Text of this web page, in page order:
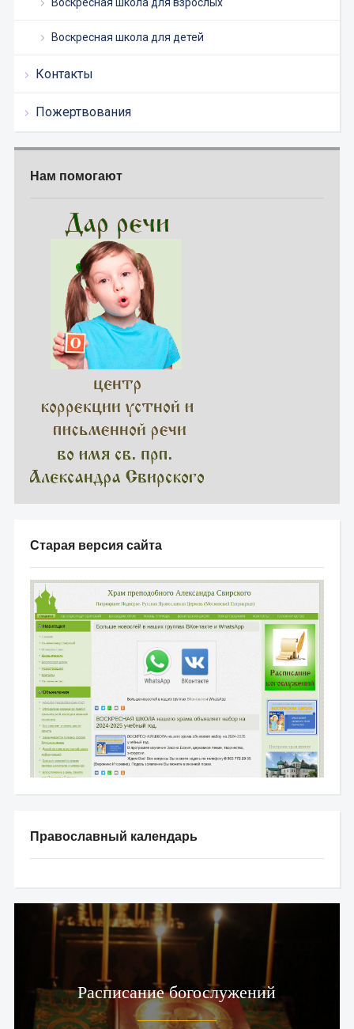
Воскресная школа для детей
Контакты
Пожертвования
Нам помогают
Старая версия сайта
Православный календарь
Расписание богослужений